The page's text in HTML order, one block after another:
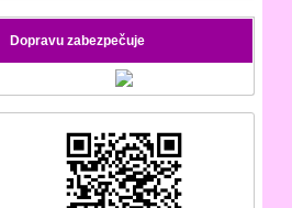
Dopravu zabezpečuje